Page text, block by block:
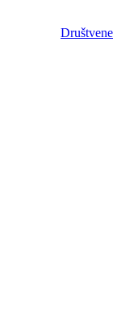
Društvene